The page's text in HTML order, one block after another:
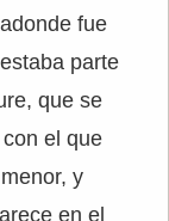
fue
parte
que se
el que
y
en el